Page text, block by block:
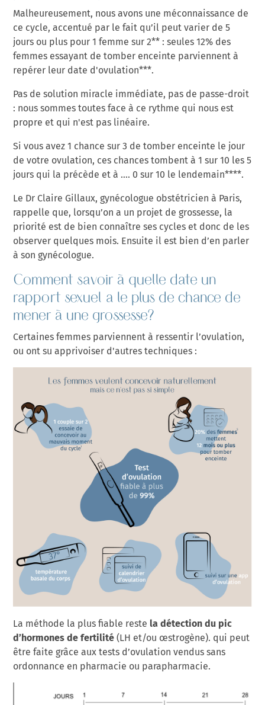
Malheureusement, nous avons une méconnaissance de
ce cycle, accentué par le fait qu’il peut varier de 5
jours ou plus pour 1 femme sur 2** : seules 12% des
femmes essayant de tomber enceinte parviennent à
repérer leur date d'ovulation***.
Pas de solution miracle immédiate, pas de passe-droit
: nous sommes toutes face à ce rythme qui nous est
propre et qui n'est pas linéaire.
Si vous avez 1 chance sur 3 de tomber enceinte le jour
de votre ovulation, ces chances tombent à 1 sur 10 les 5
jours qui la précède et à …. 0 sur 10 le lendemain****.
Le Dr Claire Gillaux, gynécologue obstétricien à Paris,
rappelle que, lorsqu’on a un projet de grossesse, la
priorité est de bien connaître ses cycles et donc de les
observer quelques mois. Ensuite il est bien d’en parler
à son gynécologue.
Comment savoir à quelle date un
rapport sexuel a le plus de chance de
mener à une grossesse?
Certaines femmes parviennent à ressentir l’ovulation,
ou ont su apprivoiser d'autres techniques :
La méthode la plus fiable reste la détection du pic
d’hormones de fertilité(LH et/ou œstrogène). qui peut
être faite grâce aux tests d’ovulation vendus sans
ordonnance en pharmacie ou parapharmacie.